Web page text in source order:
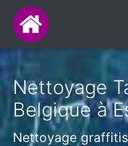
Nettoyage
Belgique à
Nettoyage